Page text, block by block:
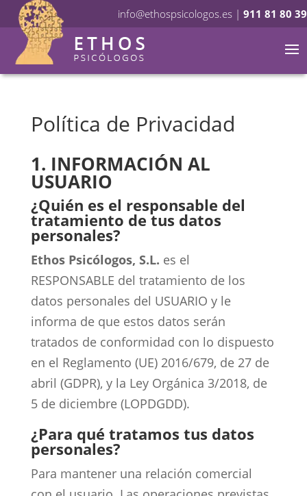
info@ethospsicologos.es | 911 81 80 39
Política de Privacidad
1. INFORMACIÓN AL
USUARIO
¿Quién es el responsable del
tratamiento de tus datos
personales?
Ethos Psicólogos, S.L. es el
RESPONSABLE del tratamiento de los
datos personales del USUARIO y le
informa de que estos datos serán
tratados de conformidad con lo dispuesto
en el Reglamento (UE) 2016/679, de 27 de
abril (GDPR), y la Ley Orgánica 3/2018, de
5 de diciembre (LOPDGDD).
¿Para qué tratamos tus datos
personales?
Para mantener una relación comercial